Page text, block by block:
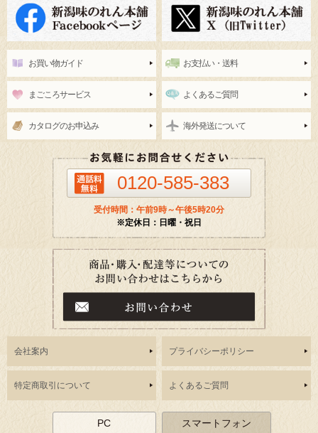
お買い物ガイド お支払い・送料
まごころサービス よくあるご質問
カタログのお申込み 海外発送について
0120-585-383
受付時間：午前9時～午後5時20分
※定休日：日曜・祝日
会社案内 プライバシーポリシー
特定商取引について よくあるご質問
PC スマートフォン